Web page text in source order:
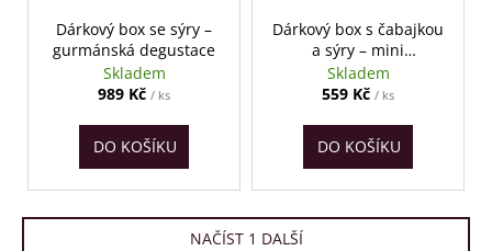
Dárkový box se sýry –
gurmánská degustace
Skladem
989 Kč / ks
DO KOŠÍKU
Dárkový box s čabajkou
a sýry – mini
gurmánská degustace
Skladem
559 Kč / ks
DO KOŠÍKU
NAČÍST 1 DALŠÍ